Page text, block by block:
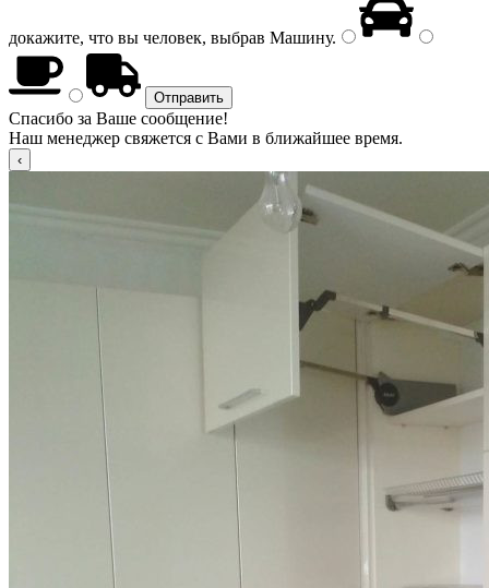
докажите, что вы человек, выбрав Машину.
Спасибо за Ваше сообщение!
Наш менеджер свяжется с Вами в ближайшее время.